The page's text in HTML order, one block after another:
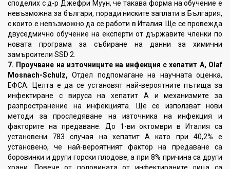
споделих с д-р Джефри Муун, че такава форма на обучение е
невъзможна за българи, поради ниските заплати в България,
с които е невъзможно да се работи в Италия. Ще се провежда
двуседмично обучение на експерти от държавите членки по
новата програма за събиране на данни за химични
замърсители SSD 2.
7. Проучване на източниците на инфекция с хепатит А, Olaf
Mosnach-Schulz,Отдел подпомагане на научната оценка,
ЕФСА. Целта е да се установят най-вероятните пътища за
инфектиране с вируса на хепатит А и механизмите за
разпространение на инфекцията. Ще се използват нови
методи за проследяване на източника на инфекция и
факторите на предаване. До 1-ви октомври в Италия са
установени 783 случая на хепатит А като при 40,2% е
установено, че най-вероятният фактор на предаване са
боровинки и други горски плодове, а при 8% причина са други